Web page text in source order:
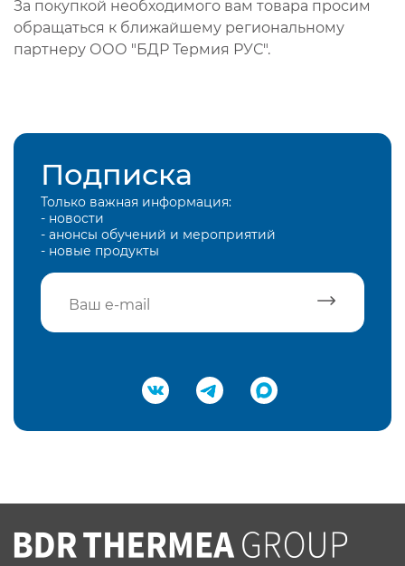
За покупкой необходимого вам товара просим
обращаться к ближайшему региональному
партнеру ООО "БДР Термия РУС".
Подписка
Только важная информация:
- новости
- анонсы обучений и мероприятий
- новые продукты
Подтвердить e-mail
Вы соглашаетесь с нашей политикой
конфеденциальности